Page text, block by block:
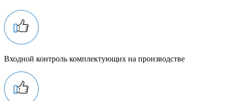
Входной контроль комплектующих на производстве